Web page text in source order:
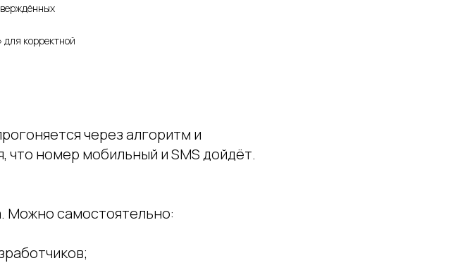
корректной
через алгоритм и
что номер мобильный и SMS дойдёт.
Можно самостоятельно: